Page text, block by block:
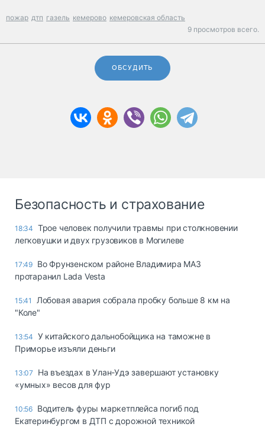
пожар дтп газель кемерово кемеровская область
9 просмотров всего.
ОБСУДИТЬ
Безопасность и страхование
18:34 Трое человек получили травмы при столкновении
легковушки и двух грузовиков в Могилеве
17:49 Во Фрунзенском районе Владимира МАЗ
протаранил Lada Vesta
15:41
Лобовая авария собрала пробку больше 8 км на
"Коле"
13:54 У китайского дальнобойщика на таможне в
Приморье изъяли деньги
13:07
Ha въeздax в Улaн-Удэ зaвepшaют ycтaнoвкy
«yмныx» вecoв для фyp
10:56 Водитель фуры маркетплейса погиб под
Екатеринбургом в ДТП с дорожной техникой